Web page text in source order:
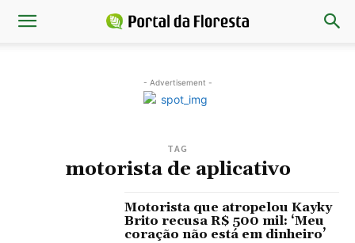
- Advertisement -
TAG
motorista de aplicativo
Motorista que atropelou Kayky
Brito recusa R$ 500 mil: ‘Meu
coração não está em dinheiro’